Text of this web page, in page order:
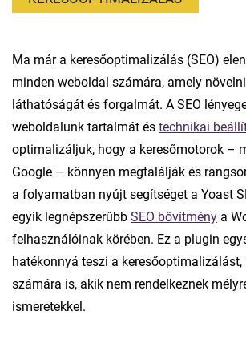
Ma már a keresőoptimalizálás (SEO)
minden weboldal számára, amely
láthatóságát és forgalmát. A SEO
weboldalunk tartalmát és technikai
optimalizáljuk, hogy a keresőmotorok –
Google – könnyen megtalálják és
a folyamatban nyújt segítséget a Yoast
egyik legnépszerűbb SEO bővítmény a
felhasználóinak körében. Ez a plugin
hatékonnyá teszi a keresőoptimalizálást,
számára is, akik nem rendelkeznek
ismeretekkel.